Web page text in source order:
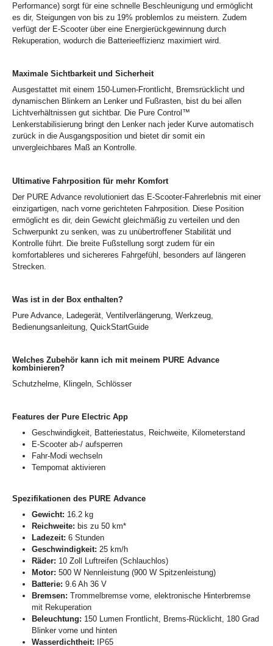
Performance) sorgt für eine schnelle Beschleunigung und ermöglicht
es dir, Steigungen von bis zu 19% problemlos zu meistern. Zudem
verfügt der E-Scooter über eine Energierückgewinnung durch
Rekuperation, wodurch die Batterieeffizienz maximiert wird.
Maximale Sichtbarkeit und Sicherheit
Ausgestattet mit einem 150-Lumen-Frontlicht, Bremsrücklicht und
dynamischen Blinkern an Lenker und Fußrasten, bist du bei allen
Lichtverhältnissen gut sichtbar. Die Pure Control™
Lenkerstabilisierung bringt den Lenker nach jeder Kurve automatisch
zurück in die Ausgangsposition und bietet dir somit ein
unvergleichbares Maß an Kontrolle.
Ultimative Fahrposition für mehr Komfort
Der PURE Advance revolutioniert das E-Scooter-Fahrerlebnis mit einer
einzigartigen, nach vorne gerichteten Fahrposition. Diese Position
ermöglicht es dir, dein Gewicht gleichmäßig zu verteilen und den
Schwerpunkt zu senken, was zu unübertroffener Stabilität und
Kontrolle führt. Die breite Fußstellung sorgt zudem für ein
komfortableres und sichereres Fahrgefühl, besonders auf längeren
Strecken.
Was ist in der Box enthalten?
Pure Advance, Ladegerät, Ventilverlängerung, Werkzeug,
Bedienungsanleitung, QuickStartGuide
Welches Zubehör kann ich mit meinem PURE Advance
kombinieren?
Schutzhelme, Klingeln, Schlösser
Features der Pure Electric App
Geschwindigkeit, Batteriestatus, Reichweite, Kilometerstand
E-Scooter ab-/ aufsperren
Fahr-Modi wechseln
Tempomat aktivieren
Spezifikationen des PURE Advance
Gewicht: 16.2 kg
Reichweite: bis zu 50 km*
Ladezeit: 6 Stunden
Geschwindigkeit: 25 km/h
Räder: 10 Zoll Luftreifen (Schlauchlos)
Motor: 500 W Nennleistung (900 W Spitzenleistung)
Batterie: 9.6 Ah 36 V
Bremsen: Trommelbremse vorne, elektronische Hinterbremse
mit Rekuperation
Beleuchtung: 150 Lumen Frontlicht, Brems-Rücklicht, 180 Grad
Blinker vorne und hinten
Wasserdichtheit: IP65